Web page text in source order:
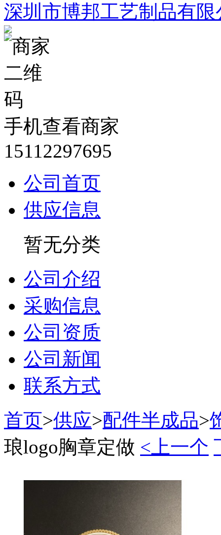
深圳市博邦工艺制品有限
手机查看商家
15112297695
公司首页
供应信息
暂无分类
公司介绍
采购信息
公司资质
公司新闻
联系方式
首页>供应>配件半成品>
琅logo胸章定做 <上一个